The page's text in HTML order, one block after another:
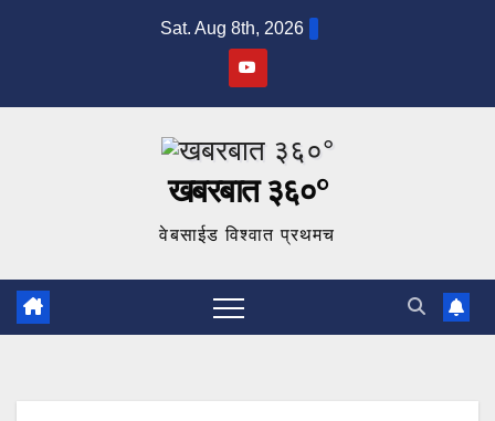
Sat. Aug 8th, 2026
खबरबात ३६०°
वेबसाईड विश्वात प्रथमच